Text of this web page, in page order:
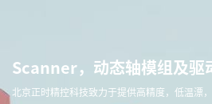
Scanner，动态轴模组及驱
北京正时精控科技致力于提供高精度，低温漂